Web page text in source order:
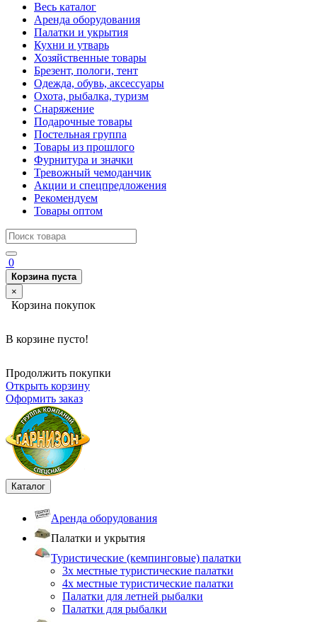
Весь каталог
Аренда оборудования
Палатки и укрытия
Кухни и утварь
Хозяйственные товары
Брезент, пологи, тент
Одежда, обувь, аксессуары
Охота, рыбалка, туризм
Снаряжение
Подарочные товары
Постельная группа
Товары из прошлого
Фурнитура и значки
Тревожный чемоданчик
Акции и спецпредложения
Рекомендуем
Товары оптом
0
Корзина пуста
×
Корзина покупок
В корзине пусто!
Продолжить покупки
Открыть корзину
Оформить заказ
Каталог
Аренда оборудования
Палатки и укрытия
Туристические (кемпинговые) палатки
3х местные туристические палатки
4х местные туристические палатки
Палатки для летней рыбалки
Палатки для рыбалки